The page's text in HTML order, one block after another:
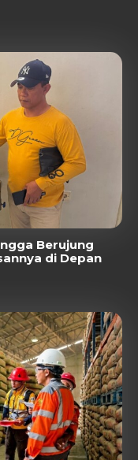
Berujung
di Depan